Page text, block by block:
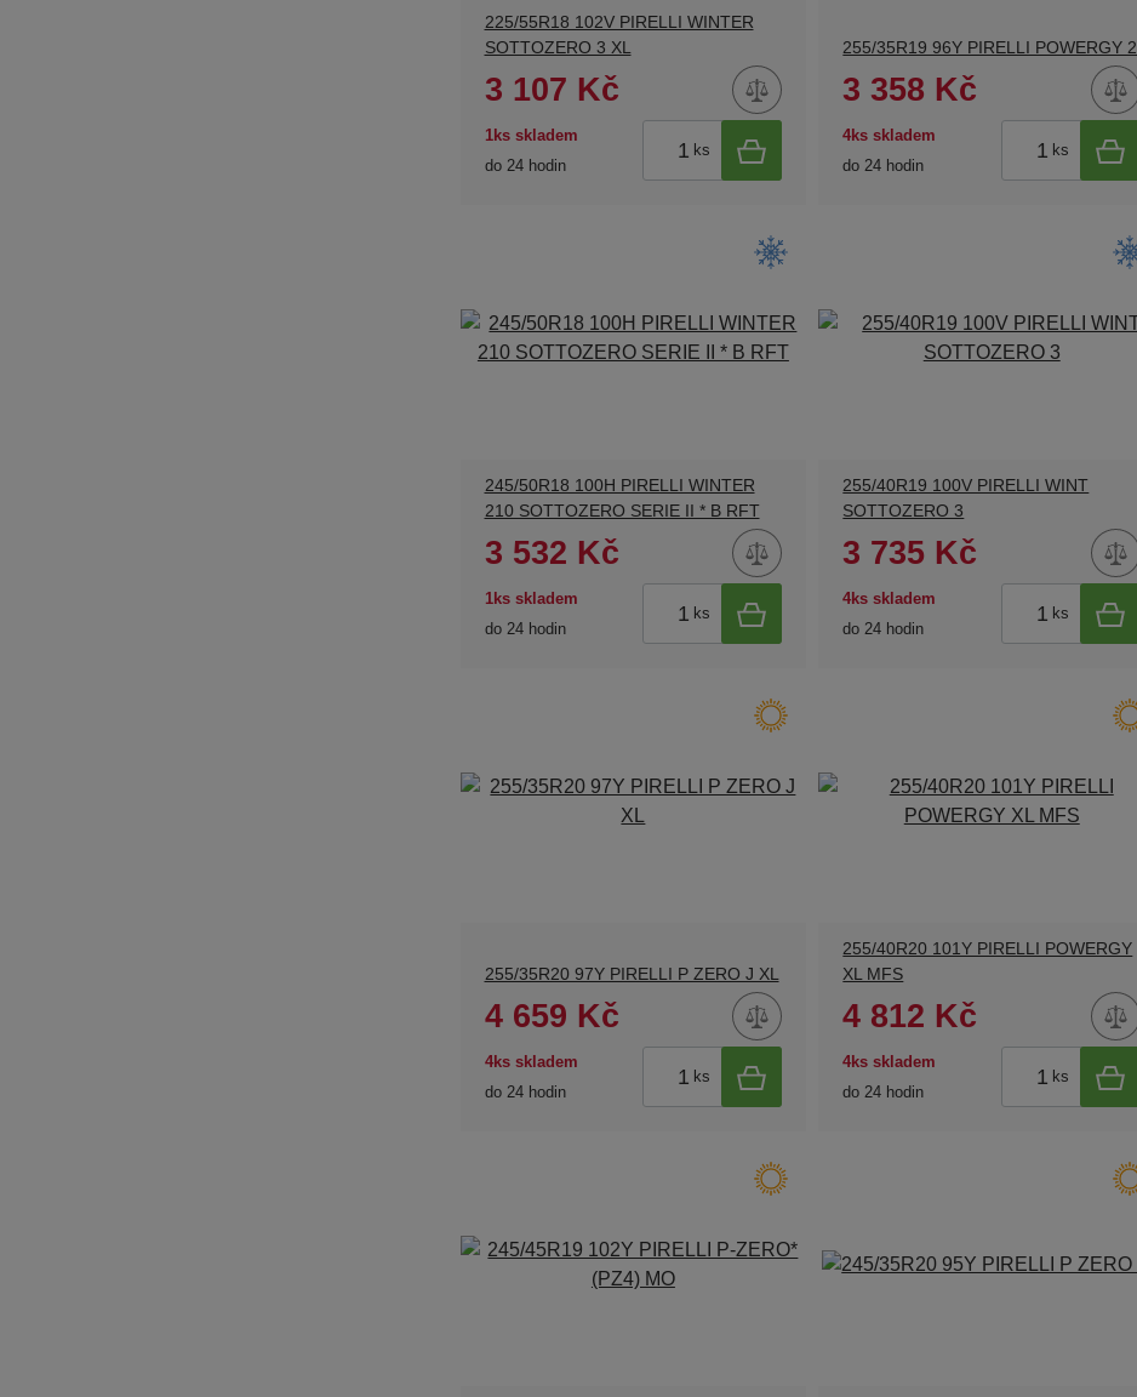
225/55R18 102V PIRELLI WINTER
SOTTOZERO 3 XL
3 107 Kč
1ks skladem
do 24 hodin
ks
255/35R19 96Y PIRELLI POWERGY 2
3 358 Kč
4ks skladem
do 24 hodin
ks
245/50R18 100H PIRELLI WINTER
210 SOTTOZERO SERIE II * B RFT
3 532 Kč
1ks skladem
do 24 hodin
ks
255/40R19 100V PIRELLI WINT
SOTTOZERO 3
3 735 Kč
4ks skladem
do 24 hodin
ks
255/35R20 97Y PIRELLI P ZERO J XL
4 659 Kč
4ks skladem
do 24 hodin
ks
255/40R20 101Y PIRELLI POWERGY
XL MFS
4 812 Kč
4ks skladem
do 24 hodin
ks